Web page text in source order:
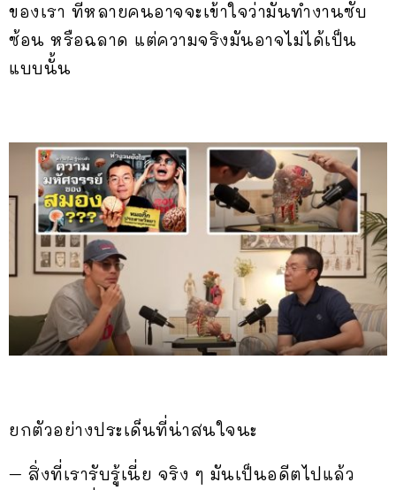
ของเรา ที่หลายคนอาจจะเข้าใจว่ามันทำงานซับ
ซ้อน หรือฉลาด แต่ความจริงมันอาจไม่ได้เป็น
แบบนั้น
ยกตัวอย่างประเด็นที่น่าสนใจนะ
– สิ่งที่เรารับรู้เนี่ย จริง ๆ มันเป็นอดีตไปแล้ว